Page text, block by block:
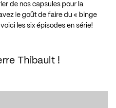
de nos capsules pour la
le goût de faire du « binge
les six épisodes en série!
Thibault !